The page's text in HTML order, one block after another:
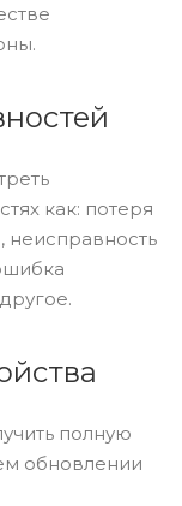
как: потеря
неисправность
полную
обновлении